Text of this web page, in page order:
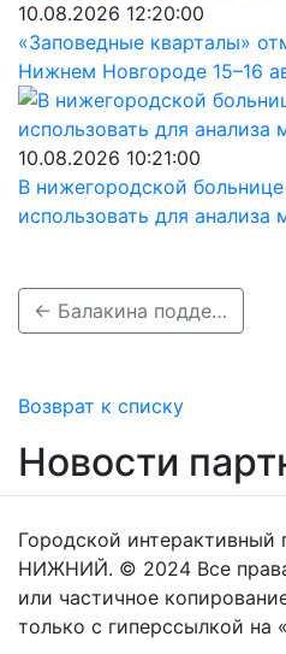
10.08.2026 12:20:00
«Заповедные кварталы»
Нижнем Новгороде 15–16
10.08.2026 10:21:00
В нижегородской
использовать для анализа
← Балакина поддержала проекты благоустройства жителей Нижегородского района
Возврат к списку
Новости
Городской
НИЖНИЙ. © 2024 Все
или частичное
только с гиперссылкой